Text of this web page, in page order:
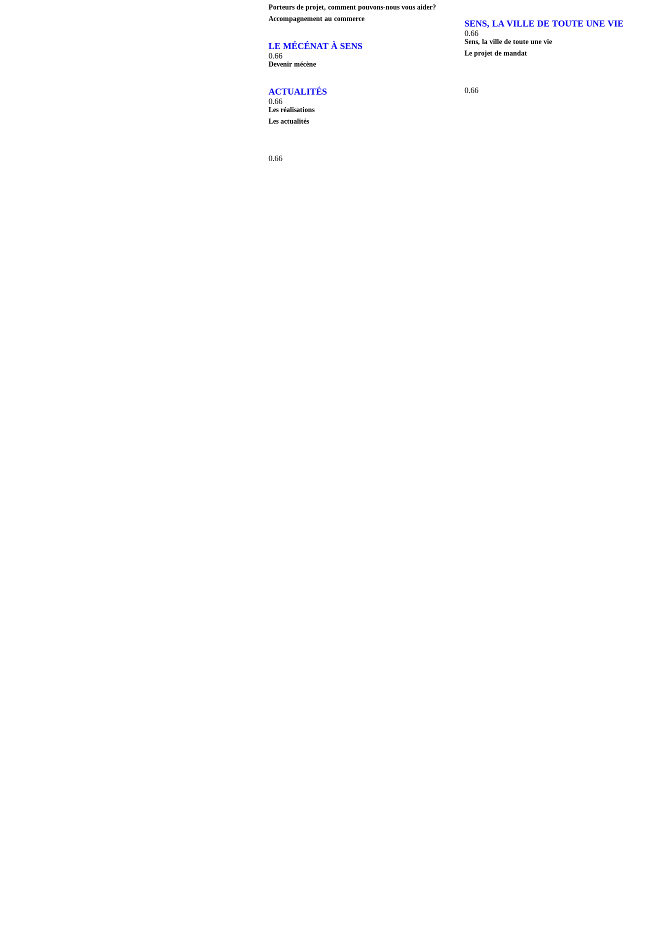
Porteurs de projet, comment pouvons-nous vous aider?
Accompagnement au commerce
LE MÉCÉNAT À SENS
Devenir mécène
ACTUALITÉS
Les réalisations
Les actualités
SENS, LA VILLE DE TOUTE UNE VIE
Sens, la ville de toute une vie
Le projet de mandat